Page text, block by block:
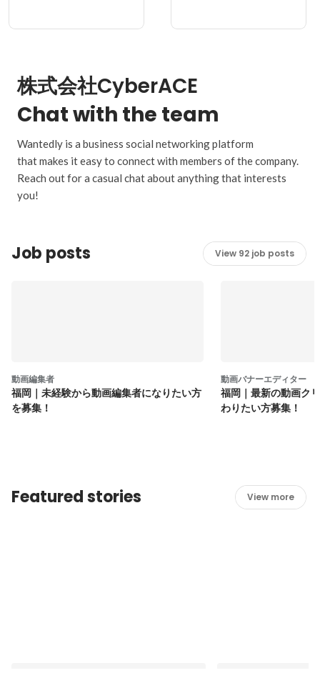
株式会社CyberACE
Chat with the team
Wantedly is a business social networking platform
that makes it easy to connect with members of the company.
Reach out for a casual chat about anything that interests
you!
Job posts View 92 job posts
動画編集者
福岡｜未経験から動画編集者になりたい方
を募集！
動画バナーエディター
福岡｜最新の動画ク
わりたい方募集！
Featured stories View more